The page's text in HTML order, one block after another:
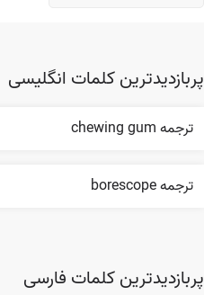
پربازدیدترین کلمات انگلیسی
ترجمه chewing gum
ترجمه borescope
پربازدیدترین کلمات فارسی